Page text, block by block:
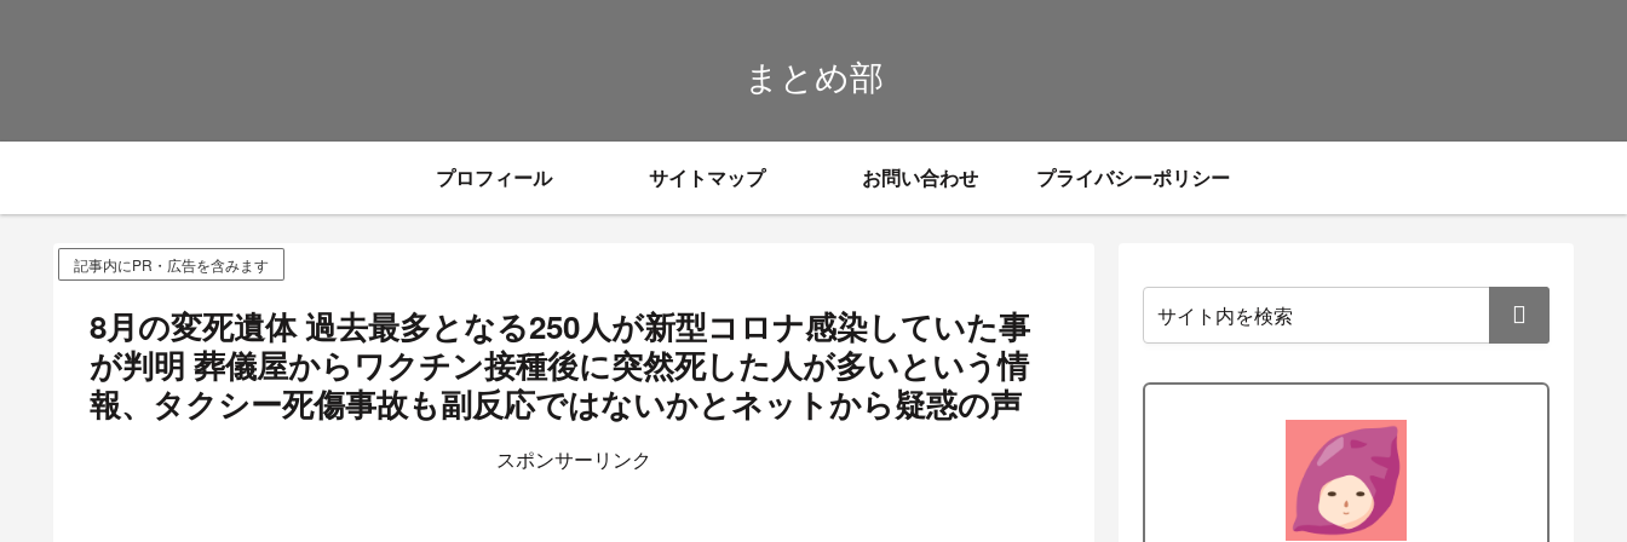
まとめ部
プロフィール サイトマップ お問い合わせ プライバシーポリシー
記事内にPR・広告を含みます
8月の変死遺体 過去最多となる250人が新型コロナ感染していた事
が判明 葬儀屋からワクチン接種後に突然死した人が多いという情
報、タクシー死傷事故も副反応ではないかとネットから疑惑の声
スポンサーリンク